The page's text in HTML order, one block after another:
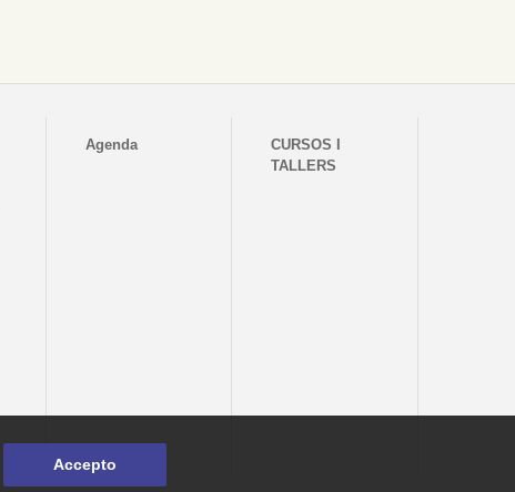
Accepto
Agenda
CURSOS I
TALLERS